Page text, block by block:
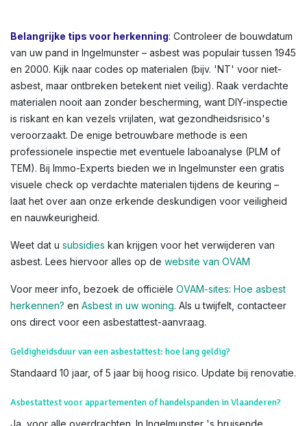
in oudere rijwoningen of appartementen. Kleuren
variëren: lichtgrijs tot donkergrijs, witachtig, of
groenachtig bij vloerbedekkingen. Voor een volledig
overzicht, raadpleeg de OVAM-infographic die
asbestlocaties in een typische woning illustreert.
Belangrijke tips voor herkenning
: Controleer de bouwdatum
van uw pand in Ingelmunster – asbest was populair tussen 1945
en 2000. Kijk naar codes op materialen (bijv. 'NT' voor niet-
asbest, maar ontbreken betekent niet veilig). Raak verdachte
materialen nooit aan zonder bescherming, want DIY-inspectie
is riskant en kan vezels vrijlaten, wat gezondheidsrisico's
veroorzaakt. De enige betrouwbare methode is een
professionele inspectie met eventuele laboanalyse (PLM of
visuele check op verdachte materialen tijdens de keuring –
laat het over aan onze erkende deskundigen voor veiligheid
en nauwkeurigheid.
Weet dat usubsidieskan krijgen voor het verwijderen van
asbest. Lees hiervoor alles op dewebsite van OVAM
Voor meer info, bezoek de officiële OVAM-sites :Hoe asbest